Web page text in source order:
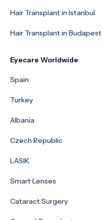
Hair Transplant in Istanbul
Hair Transplant in Budapest
Eyecare Worldwide
Spain
Turkey
Albania
Czech Republic
LASIK
Smart Lenses
Cataract Surgery